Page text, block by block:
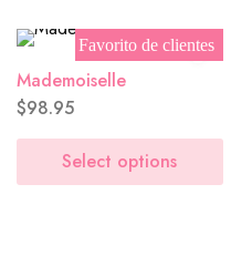
M&M´s($8.00)
Tarjeta (GRATIS)
Favorito de clientes
Mademoiselle
$98.95
Select options